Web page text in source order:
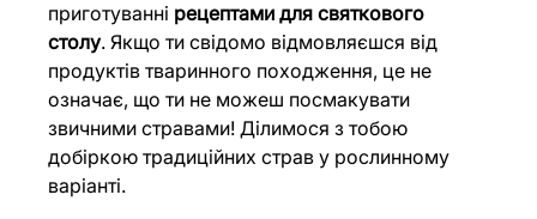
приготуванні рецептами для святкового
столу. Якщо ти свідомо відмовляєшся від
продуктів тваринного походження, це не
означає, що ти не можеш посмакувати
звичними стравами! Ділимося з тобою
добіркою традиційних страв у рослинному
варіанті.